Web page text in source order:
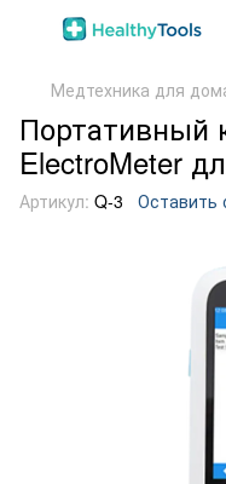
Медтехника для
Портативный
ElectroMeter
Артикул: Q-3 Оставить